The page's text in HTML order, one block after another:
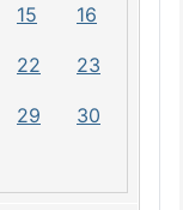
15 16
22 23
29 30